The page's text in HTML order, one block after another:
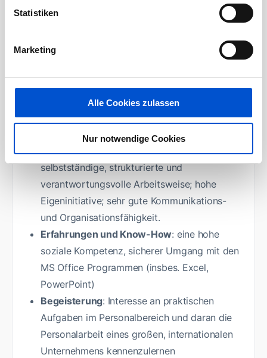
Statistiken
Marketing
Alle Cookies zulassen
Nur notwendige Cookies
Eigenverantwortung statt „nur unterstützen“
Ein Team, das dich wirklich einbindet
Profil
Ausbildung: Studium im Bereich BWL, HR,
Wirtschaftspsychologie o.ä.
Arbeitsweise und Persönlichkeit:
selbstständige, strukturierte und
verantwortungsvolle Arbeitsweise; hohe
Eigeninitiative; sehr gute Kommunikations-
und Organisationsfähigkeit.
Erfahrungen und Know-How: eine hohe
soziale Kompetenz, sicherer Umgang mit den
MS Office Programmen (insbes. Excel,
PowerPoint)
Begeisterung: Interesse an praktischen
Aufgaben im Personalbereich und daran die
Personalarbeit eines großen, internationalen
Unternehmens kennenzulernen